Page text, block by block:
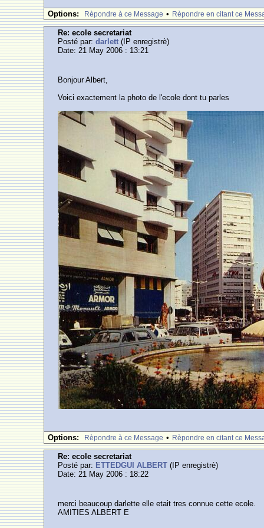
Options: Rèpondre à ce Message • Rèpondre en citant ce
Re: ecole secretariat
Posté par:darlett (IP enregistrè)
Date: 21 May 2006 : 13:21
Bonjour Albert,
Voici exactement la photo de l'ecole dont tu parles
Options: Rèpondre à ce Message • Rèpondre en citant ce
Re: ecole secretariat
Posté par: ETTEDGUI ALBERT (IP enregistrè)
Date: 21 May 2006 : 18:22
merci beaucoup darlette elle etait tres connue cette ecole.
AMITIES ALBERT E